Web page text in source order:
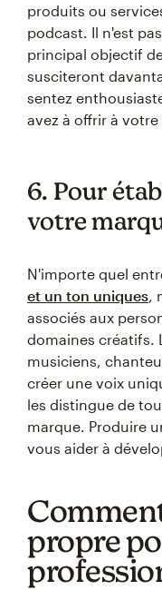
produits ou
podcast. Il n'est
principal objectif
susciteront
sentez
avez à offrir à
6. Pour
votre
N'importe quel
et un ton uniques,
associés aux
domaines créatifs.
musiciens,
créer une voix
les distingue de
marque. Produire
vous aider à
propre